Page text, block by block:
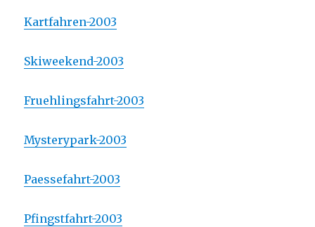
Kartfahren-2003
Skiweekend-2003
Fruehlingsfahrt-2003
Mysterypark-2003
Paessefahrt-2003
Pfingstfahrt-2003